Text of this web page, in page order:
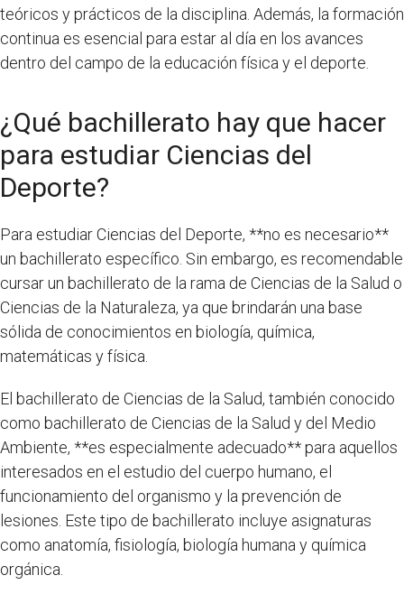
teóricos y prácticos de la disciplina. Además, la formación
continua es esencial para estar al día en los avances
dentro del campo de la educación física y el deporte.
¿Qué bachillerato hay que hacer
para estudiar Ciencias del
Deporte?
Para estudiar Ciencias del Deporte, **no es necesario**
un bachillerato específico. Sin embargo, es recomendable
cursar un bachillerato de la rama de Ciencias de la Salud o
Ciencias de la Naturaleza, ya que brindarán una base
sólida de conocimientos en biología, química,
matemáticas y física.
El bachillerato de Ciencias de la Salud, también conocido
como bachillerato de Ciencias de la Salud y del Medio
Ambiente, **es especialmente adecuado** para aquellos
interesados en el estudio del cuerpo humano, el
funcionamiento del organismo y la prevención de
lesiones. Este tipo de bachillerato incluye asignaturas
como anatomía, fisiología, biología humana y química
orgánica.